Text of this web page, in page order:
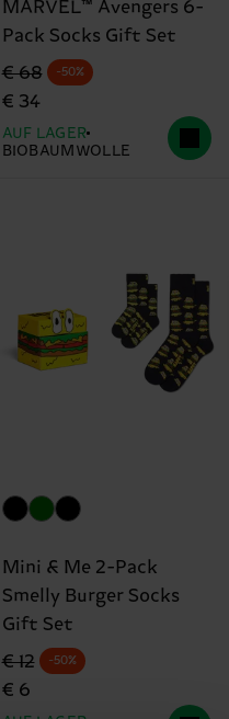
MARVEL™ Avengers 6-
Pack Socks Gift Set
Originalpreis
€ 68
Reduzierter Preis
€ 34
-50%
AUF LAGER
BIOBAUMWOLLE
Mini & Me 2-Pack
Smelly Burger Socks
Gift Set
Originalpreis
€ 12
Reduzierter Preis
€ 6
-50%